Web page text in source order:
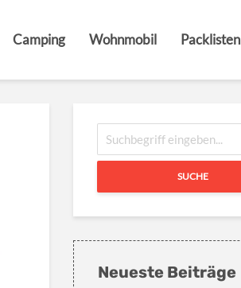
Camping Wohnmobil Packlisten
SUCHE
Neueste Beiträge